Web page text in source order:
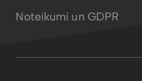
Noteikumi un GDPR